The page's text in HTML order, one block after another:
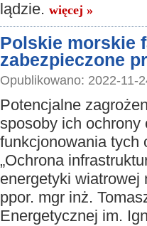
lądzie. więcej »
Polskie morskie
zabezpieczone
Opublikowano: 2022-11-
Potencjalne
sposoby ich ochrony
funkcjonowania tych
„Ochrona
energetyki wiatrowej
ppor. mgr inż.
Energetycznej im.